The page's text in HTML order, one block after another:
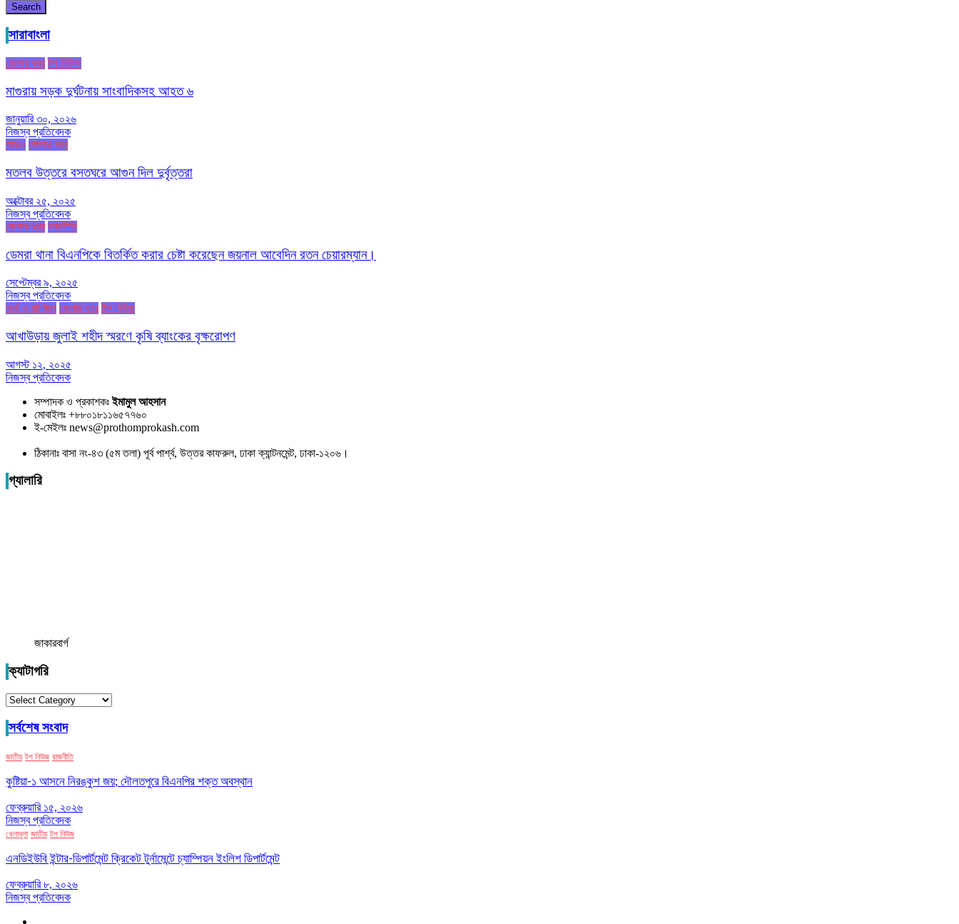
Search
সারাবাংলা
জেলার খবর টপ নিউজ
মাগুরায় সড়ক দুর্ঘটনায় সাংবাদিকসহ আহত ৬
জানুয়ারি ৩০, ২০২৬
নিজস্ব প্রতিবেদক
আরও জেলার খবর
মতলব উত্তরে বসতঘরে আগুন দিল দুর্বৃত্তরা
অক্টোবর ২৫, ২০২৫
নিজস্ব প্রতিবেদক
জেলার খবর রাজনীতি
ডেমরা থানা বিএনপিকে বিতর্কিত করার চেষ্টা করেছেন জয়নাল আবেদিন রতন চেয়ারম্যান।
সেপ্টেম্বর ৯, ২০২৫
নিজস্ব প্রতিবেদক
অর্থ ও বাণিজ্য জেলার খবর টপ নিউজ
আখাউড়ায় জুলাই শহীদ স্মরণে কৃষি ব্যাংকের বৃক্ষরোপণ
আগস্ট ১২, ২০২৫
নিজস্ব প্রতিবেদক
সম্পাদক ও প্রকাশকঃইমামুল আহসান
মোবাইলঃ +৮৮০১৮১১৬৫৭৭৬০
ই-মেইলঃ news@prothomprokash.com
ঠিকানাঃ বাসা নং-৪৩ (৫ম তলা) পূর্ব পার্শ্ব, উত্তর কাফরুল, ঢাকা ক্যান্টনমেন্ট, ঢাকা-১২০৬।
গ্যালারি
জাকারবার্গ
ক্যাটাগরি
ক্যাটাগরি
সর্বশেষ সংবাদ
জাতীয় টপ নিউজ রাজনীতি
কুষ্টিয়া-১ আসনে নিরঙ্কুশ জয়; দৌলতপুরে বিএনপির শক্ত অবস্থান
ফেব্রুয়ারি ১৫, ২০২৬
নিজস্ব প্রতিবেদক
খেলাধুলা জাতীয় টপ নিউজ
এনডিইউবি ইন্টার-ডিপার্টমেন্ট ক্রিকেট টুর্নামেন্টে চ্যাম্পিয়ন ইংলিশ ডিপার্টমেন্ট
ফেব্রুয়ারি ৮, ২০২৬
নিজস্ব প্রতিবেদক